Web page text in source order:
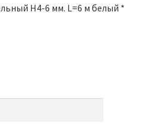
Н4-6 мм. L=6 м белый *